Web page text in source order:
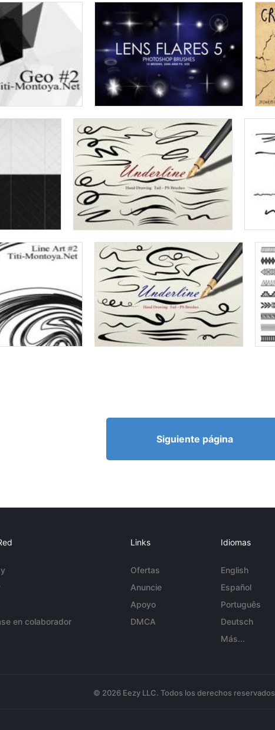
Siguiente página
en colaborador
Links
Ofertas
Anuncie
Apoyo
DMCA
Idiomas
English
Español
Português
Deutsch
Más...
© 2026 Eezy LLC. Todos los derechos reservados